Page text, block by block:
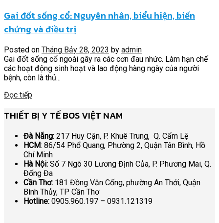
Gai đốt sống cổ: Nguyên nhân, biểu hiện, biến
chứng và điều trị
Posted on Tháng Bảy 28, 2023 by admin
Gai đốt sống cổ ngoài gây ra các cơn đau nhức. Làm hạn chế
các hoạt động sinh hoạt và lao động hàng ngày của người
bệnh, còn là thủ...
Đọc tiếp
THIẾT BỊ Y TẾ BOS VIỆT NAM
Đà Nẵng: 217 Huy Cận, P. Khuê Trung, Q. Cẩm Lệ
HCM: 86/54 Phổ Quang, Phường 2, Quận Tân Bình, Hồ
Chí Minh
Hà Nội: Số 7 Ngõ 30 Lương Định Của, P. Phương Mai, Q.
Đống Đa
Cần Thơ: 181 Đồng Văn Cống, phường An Thới, Quận
Bình Thủy, TP Cần Thơ
Hotline: 0905.960.197 – 0931.121319